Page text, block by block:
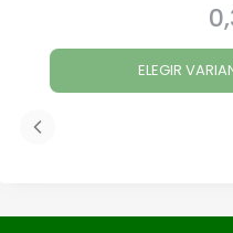
ELEGIR